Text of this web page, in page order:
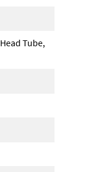
Tube,